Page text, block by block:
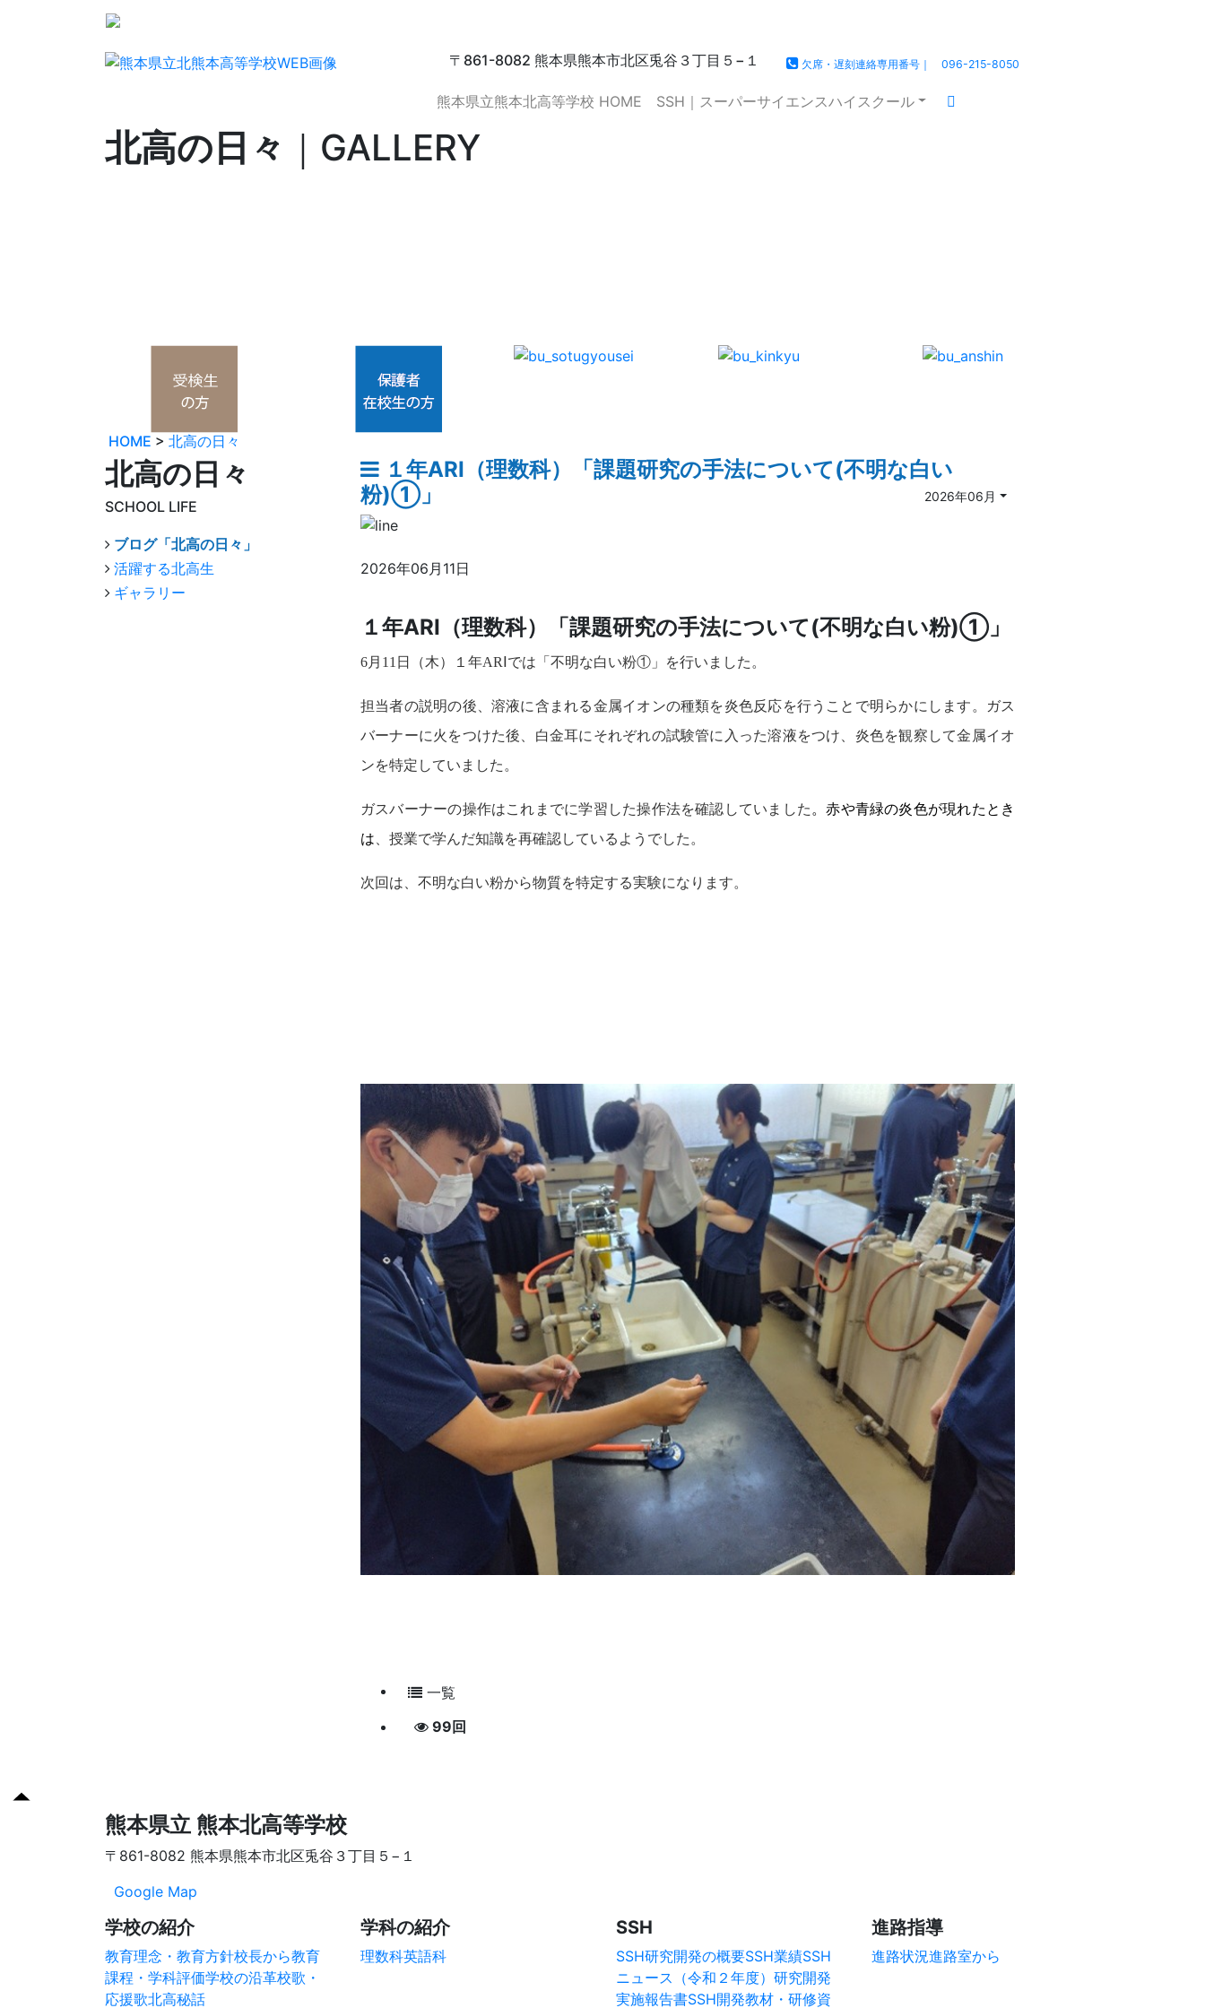
〒861-8082 熊本県熊本市北区兎谷３丁目５−１
欠席・遅刻連絡専用番号｜ 096-215-8050
熊本県立熊本北高等学校 HOME SSH｜スーパーサイエンスハイスクール
北高の日々 ｜GALLERY
HOME > 北高の日々
北高の日々
SCHOOL LIFE
ブログ「北高の日々」
活躍する北高生
ギャラリー
１年ARⅠ（理数科）「課題研究の手法について(不明な白い
粉)①」
2026年06月
2026年06月11日
１年ARⅠ（理数科）「課題研究の手法について(不明な白い粉)①」
6月11日（木）１年ARⅠでは「不明な白い粉①」を行いました。
担当者の説明の後、溶液に含まれる金属イオンの種類を炎色反応を行うことで明らかにします。ガス
バーナーに火をつけた後、白金耳にそれぞれの試験管に入った溶液をつけ、炎色を観察して金属イオ
ンを特定していました。
ガスバーナーの操作はこれまでに学習した操作法を確認していました 。赤や青緑の炎色が現れたとき
は 、授業で学んだ知識を再確認しているようでした。
次回は、不明な白い粉から物質を特定する実験になります。
一覧
99回
熊本県立 熊本北高等学校
〒861-8082 熊本県熊本市北区兎谷３丁目５−１
Google Map
学校の紹介
教育理念・教育方針校長から教育
課程・学科評価学校の沿革校歌・
応援歌北高秘話
学科の紹介
理数科英語科
SSH
SSH研究開発の概要SSH業績SSH
ニュース（令和２年度） 研究開発
実施報告書SSH開発教材・研修資
進路指導
進路状況進路室から